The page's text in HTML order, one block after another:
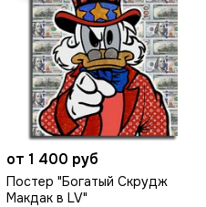
от 1 400 руб
Постер "Богатый Скрудж
Макдак в LV"